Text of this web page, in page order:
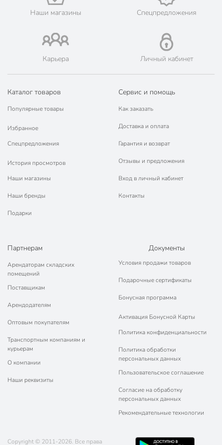
стул
Артикул производителя
441947
Вес в упаковке
Наши магазины Спецпредложения
Карьера Личный кабинет
Каталог товаров
Популярные товары
Избранное
Спецпредложения
История просмотров
Наши магазины
Наши бренды
Подарки
Сервис и помощь
Как заказать
Доставка и оплата
Гарантия и возврат
Отзывы и предложения
Вход в личный кабинет
Контакты
Партнерам
Арендаторам складских
помещений
Поставщикам
Арендодателям
Оптовым покупателям
Транспортным компаниям и
курьерам
О компании
Наши реквизиты
Документы
Условия продажи товаров
Подарочные сертификаты
Бонусная программа
Активация Бонусной Карты
Политика конфиденциальности
Политика обработки
персональных данных
Пользовательское соглашение
Согласие на обработку
персональных данных
Рекомендательные технологии
Copyright © 2011-2026. Все права